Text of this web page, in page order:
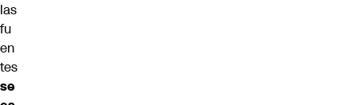
las
fu
en
tes
se